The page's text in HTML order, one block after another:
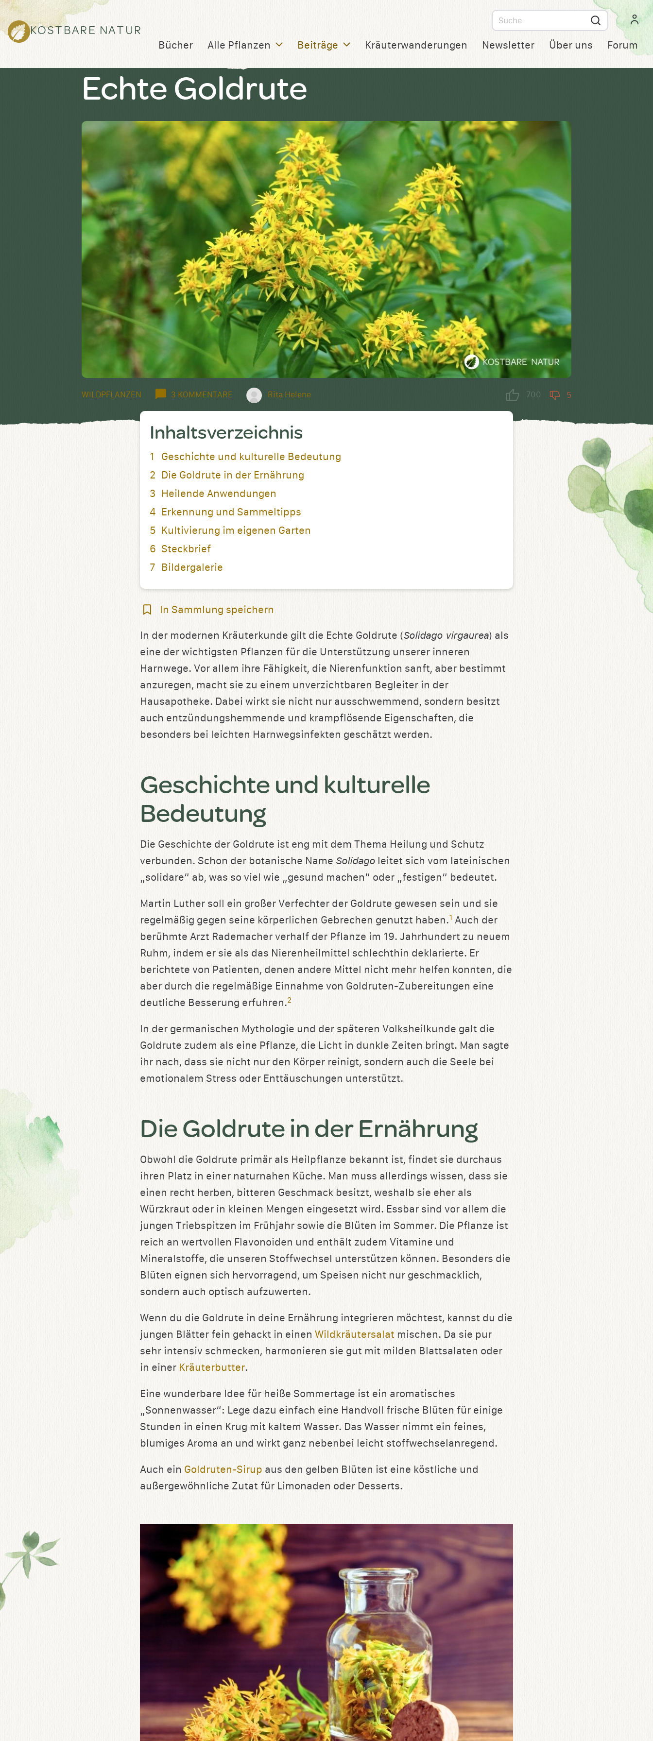
KOSTBARE NATUR
Suche
nach
Bücher Alle Pflanzen Beiträge Kräuterwanderungen Newsletter Über uns Forum
Echte Goldrute
WILDPFLANZEN 3 KOMMENTARE Rita Helene 700 5
Inhaltsverzeichnis
Geschichte und kulturelle Bedeutung
Die Goldrute in der Ernährung
Heilende Anwendungen
Erkennung und Sammeltipps
Kultivierung im eigenen Garten
Steckbrief
Bildergalerie
In
speichern
In Sammlung speichern
In der modernen Kräuterkunde gilt die Echte Goldrute (Solidago virgaurea) als
eine der wichtigsten Pflanzen für die Unterstützung unserer inneren
Harnwege. Vor allem ihre Fähigkeit, die Nierenfunktion sanft, aber bestimmt
anzuregen, macht sie zu einem unverzichtbaren Begleiter in der
Hausapotheke. Dabei wirkt sie nicht nur ausschwemmend, sondern besitzt
auch entzündungshemmende und krampflösende Eigenschaften, die
besonders bei leichten Harnwegsinfekten geschätzt werden.
Geschichte und kulturelle
Bedeutung
Die Geschichte der Goldrute ist eng mit dem Thema Heilung und Schutz
verbunden. Schon der botanische Name Solidago leitet sich vom lateinischen
„solidare“ ab, was so viel wie „gesund machen“ oder „festigen“ bedeutet.
Martin Luther soll ein großer Verfechter der Goldrute gewesen sein und sie
regelmäßig gegen seine körperlichen Gebrechen genutzt haben.1 Auch der
berühmte Arzt Rademacher verhalf der Pflanze im 19. Jahrhundert zu neuem
Ruhm, indem er sie als das Nierenheilmittel schlechthin deklarierte. Er
berichtete von Patienten, denen andere Mittel nicht mehr helfen konnten, die
aber durch die regelmäßige Einnahme von Goldruten-Zubereitungen eine
deutliche Besserung erfuhren.2
In der germanischen Mythologie und der späteren Volksheilkunde galt die
Goldrute zudem als eine Pflanze, die Licht in dunkle Zeiten bringt. Man sagte
ihr nach, dass sie nicht nur den Körper reinigt, sondern auch die Seele bei
emotionalem Stress oder Enttäuschungen unterstützt.
Die Goldrute in der Ernährung
Obwohl die Goldrute primär als Heilpflanze bekannt ist, findet sie durchaus
ihren Platz in einer naturnahen Küche. Man muss allerdings wissen, dass sie
einen recht herben, bitteren Geschmack besitzt, weshalb sie eher als
Würzkraut oder in kleinen Mengen eingesetzt wird. Essbar sind vor allem die
jungen Triebspitzen im Frühjahr sowie die Blüten im Sommer. Die Pflanze ist
reich an wertvollen Flavonoiden und enthält zudem Vitamine und
Mineralstoffe, die unseren Stoffwechsel unterstützen können. Besonders die
Blüten eignen sich hervorragend, um Speisen nicht nur geschmacklich,
sondern auch optisch aufzuwerten.
Wenn du die Goldrute in deine Ernährung integrieren möchtest, kannst du die
jungen Blätter fein gehackt in einen Wildkräutersalat mischen. Da sie pur
sehr intensiv schmecken, harmonieren sie gut mit milden Blattsalaten oder
in einer Kräuterbutter.
Eine wunderbare Idee für heiße Sommertage ist ein aromatisches
„Sonnenwasser“: Lege dazu einfach eine Handvoll frische Blüten für einige
Stunden in einen Krug mit kaltem Wasser. Das Wasser nimmt ein feines,
blumiges Aroma an und wirkt ganz nebenbei leicht stoffwechselanregend.
Auch ein Goldruten-Sirup aus den gelben Blüten ist eine köstliche und
außergewöhnliche Zutat für Limonaden oder Desserts.